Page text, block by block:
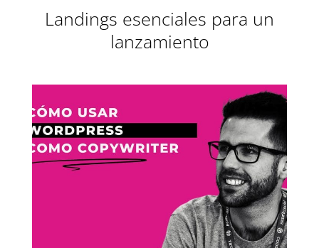
Landings esenciales para un
lanzamiento